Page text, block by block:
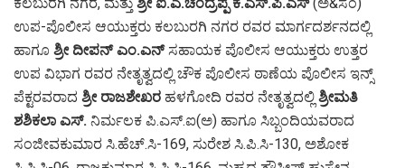
ಉಪ-ಪೊಲೀಸ ಆಯುಕ್ತರು ಕಲಬುರಗಿ ನಗರ ರವರ ಮಾರ್ಗದರ್ಶನದಲ್ಲಿ
ಹಾಗೂ ಶ್ರೀ ದೀಪನ್ ಎಂ.ಎನ್ಸಹಾಯಕ ಪೊಲೀಸ ಆಯುಕ್ತರು ಉತ್ತರ
ಉಪ ವಿಭಾಗ ರವರ ನೇತೃತ್ವದಲ್ಲಿ ಚೌಕ ಪೊಲೀಸ ಠಾಣೆಯ ಪೊಲೀಸ ಇನ್ಸ್
ಪೆಕ್ಟರವರಾದ ಶ್ರೀ ರಾಜಶೇಖರ ಹಳಗೋದಿ ರವರ ನೇತೃತ್ವದಲ್ಲಿ ಶ್ರೀಮತಿ
ಶಶಿಕಲಾ ಎಸ್. ನಿರ್ಮಲಕ‌ ಪಿ.ಎಸ್.ಐ(ಅ) ಹಾಗೂ ಸಿಬ್ಬಂದಿಯವರಾದ
ಸಂಜೀವಕುಮಾರ ಸಿ.ಹೆಚ್‌.ಸಿ-169, ಸುರೇಶ ಸಿ.ಪಿ.ಸಿ-130, ಅಶೋಕ